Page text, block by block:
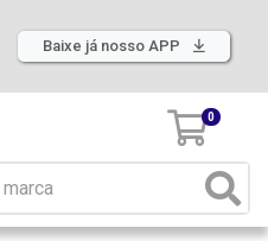
Baixe já nosso APP
0